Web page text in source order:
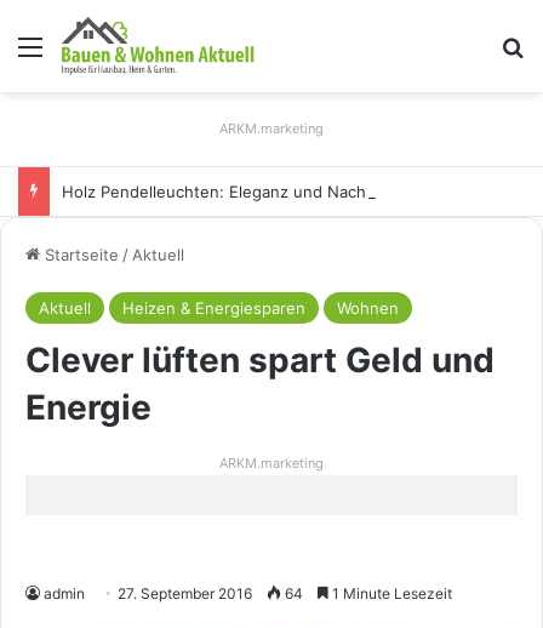
Menü
ARKM.marketing
Startseite / Aktuell
Aktuell Heizen & Energiesparen Wohnen
Clever lüften spart Geld und
Energie
ARKM.marketing
admin 27. September 2016 64 1 Minute Lesezeit